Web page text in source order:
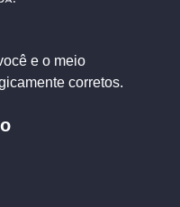
e o meio
corretos.